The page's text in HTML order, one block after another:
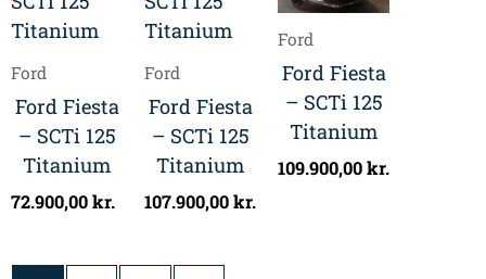
Ford
Ford Fiesta
– SCTi 125
Titanium
72.900,00kr.
Ford
Ford Fiesta
– SCTi 125
Titanium
107.900,00kr.
Ford
Ford Fiesta
– SCTi 125
Titanium
109.900,00kr.